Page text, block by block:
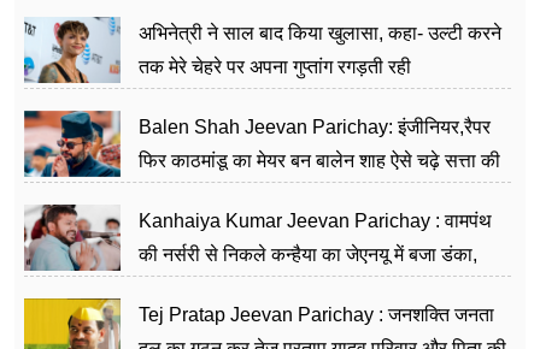
अभिनेत्री ने साल बाद किया खुलासा, कहा- उल्टी करने
तक मेरे चेहरे पर अपना गुप्तांग रगड़ती रही
Balen Shah Jeevan Parichay: इंजीनियर,रैपर
फिर काठमांडू का मेयर बन बालेन शाह ऐसे चढ़े सत्ता की
Kanhaiya Kumar Jeevan Parichay : वामपंथ
की नर्सरी से निकले कन्हैया का जेएनयू में बजा डंका,
Tej Pratap Jeevan Parichay : जनशक्ति जनता